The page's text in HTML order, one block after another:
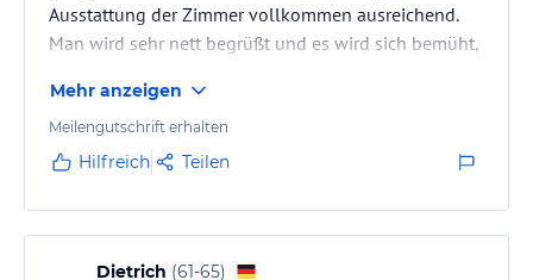
Ausstattung der Zimmer vollkommen ausreichend.
Man wird sehr nett begrüßt und es wird sich bemüht,
Mehr anzeigen
Meilengutschrift erhalten
Hilfreich Teilen
Dietrich (61-65)